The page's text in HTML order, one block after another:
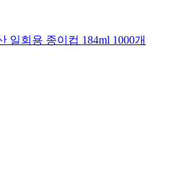
일회용 종이컵 184ml 1000개